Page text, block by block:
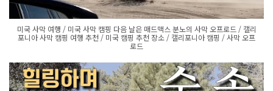
미국 사막 여행 / 미국 사막 캠핑 다음 날은 매드맥스 분노의 사막 오프로드 / 캘리
포니아 사막 캠핑 여행 추천 / 미국 캠핑 추천 장소 / 캘리포니아 캠핑 / 사막 오프
로드